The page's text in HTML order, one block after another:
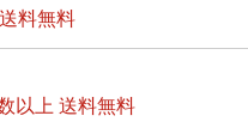
料無料
以上 送料無料